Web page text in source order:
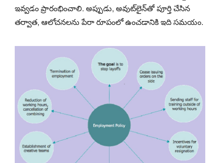
ఇవ్వడం ప్రారంభించాలి. అప్పుడు, అవుట్‌లైన్‌తో పూర్తి చేసిన
తర్వాత, ఆలోచనలను పేరా రూపంలో ఉంచడానికి ఇది సమయం.